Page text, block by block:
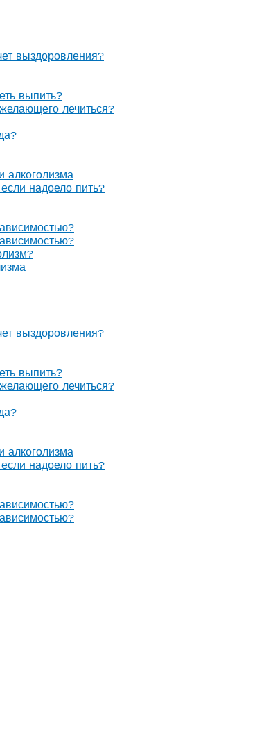
выздоровления?
выпить?
лечиться?
алкоголизма
надоело пить?
выздоровления?
выпить?
лечиться?
алкоголизма
надоело пить?